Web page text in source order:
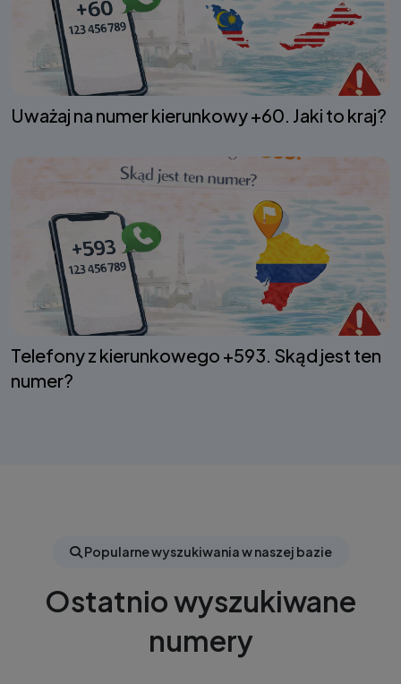
Uważaj na numer kierunkowy +60. Jaki to kraj?
Telefony z kierunkowego +593. Skąd jest ten
numer?
Popularne wyszukiwania w naszej bazie
Ostatnio wyszukiwane
numery